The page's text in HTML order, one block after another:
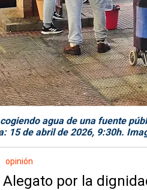
agua de una fuente
15 de abril de 2026, 9:30h.
opinión
Alegato por la